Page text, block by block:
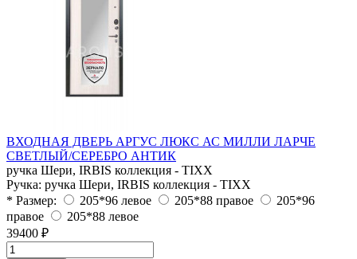
ВХОДНАЯ ДВЕРЬ АРГУС ЛЮКС АС МИЛЛИ ЛАРЧЕ
СВЕТЛЫЙ/СЕРЕБРО АНТИК
ручка Шери, IRBIS коллекция - TIXX
Ручка: ручка Шери, IRBIS коллекция - TIXX
* Размер:
205*96 левое 205*88 правое
205*96
правое
205*88 левое
39400 ₽